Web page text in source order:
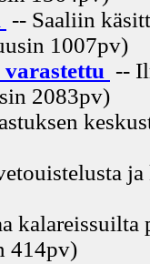
-- Saaliin
1007pv)
--
2083pv)
kalareissuilta
414pv)